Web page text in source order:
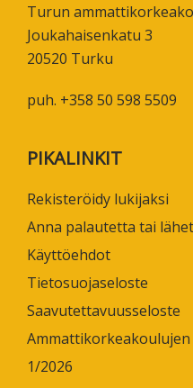
Turun
Joukahaisenkatu 3
20520 Turku
puh. +358 50 598 5509
PIKALINKIT
Rekisteröidy lukijaksi
Anna palautetta tai
Käyttöehdot
Tietosuojaseloste
Saavutettavuusseloste
1/2026